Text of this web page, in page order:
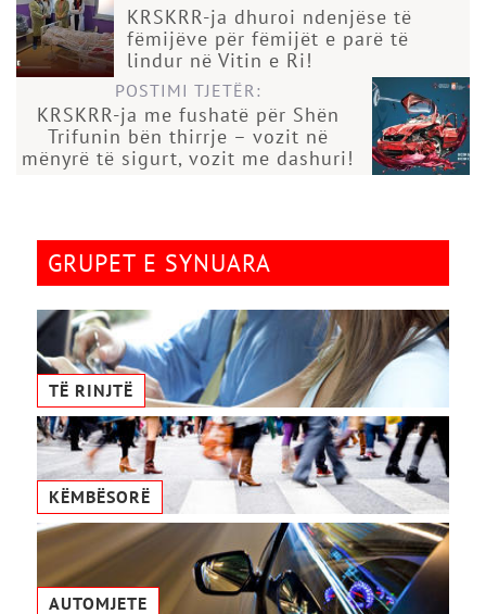
KRSKRR-ja dhuroi ndenjëse të
fëmijëve për fëmijët e parë të
lindur në Vitin e Ri!
POSTIMI TJETËR:
KRSKRR-ja me fushatë për Shën
Trifunin bën thirrje – vozit në
mënyrë të sigurt, vozit me dashuri!
GRUPET E SYNUARA
TË RINJTË
KËMBËSORË
AUTOMJETE